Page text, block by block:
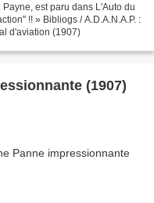
est paru dans L'Auto du
!! » Bibliogs / A.D.A.N.A.P. :
d'aviation (1907)
(1907)